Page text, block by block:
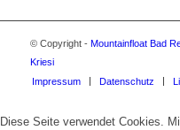
© Copyright - Mountainfloat Bad
Kriesi
Impressum
Datenschutz
Diese Seite verwendet Cookies.